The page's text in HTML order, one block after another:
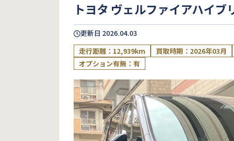
トヨタ ヴェルファイアハイブ
更新日 2026.04.03
走行距離：12,939km
買取時期：2026年03月
オプション有無：有